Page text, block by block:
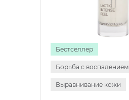
Бестселлер
Борьба с воспалением
Выравнивание кожи